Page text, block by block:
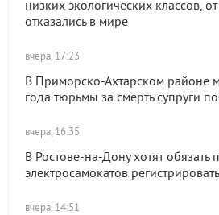
низких экологических классов,
отказались в мире
вчера, 17:23
В Приморско-Ахтарском районе
года тюрьмы за смерть супруги
вчера, 16:35
В Ростове-на-Дону хотят обязать
электросамокатов
вчера, 14:51